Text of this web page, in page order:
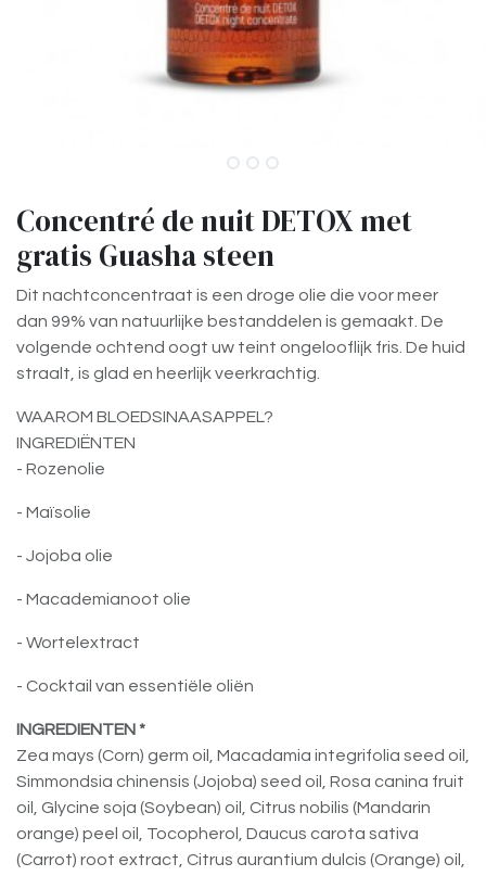
Concentré de nuit DETOX met
gratis Guasha steen
Dit nachtconcentraat is een droge olie die voor meer
dan 99% van natuurlijke bestanddelen is gemaakt. De
volgende ochtend oogt uw teint ongelooflijk fris. De huid
straalt, is glad en heerlijk veerkrachtig.
WAAROM BLOEDSINAASAPPEL?
INGREDIËNTEN
- Rozenolie
- Maïsolie
- Jojoba olie
- Macademianoot olie
- Wortelextract
- Cocktail van essentiële oliën
INGREDIENTEN *
Zea mays (Corn) germ oil, Macadamia integrifolia seed oil,
Simmondsia chinensis (Jojoba) seed oil, Rosa canina fruit
oil, Glycine soja (Soybean) oil, Citrus nobilis (Mandarin
orange) peel oil, Tocopherol, Daucus carota sativa
(Carrot) root extract, Citrus aurantium dulcis (Orange) oil,